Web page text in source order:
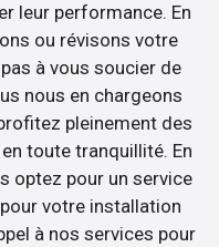
leur performance. En
ou révisons votre
à vous soucier de
nous en chargeons
pleinement des
toute tranquillité. En
optez pour un service
votre installation
à nos services pour